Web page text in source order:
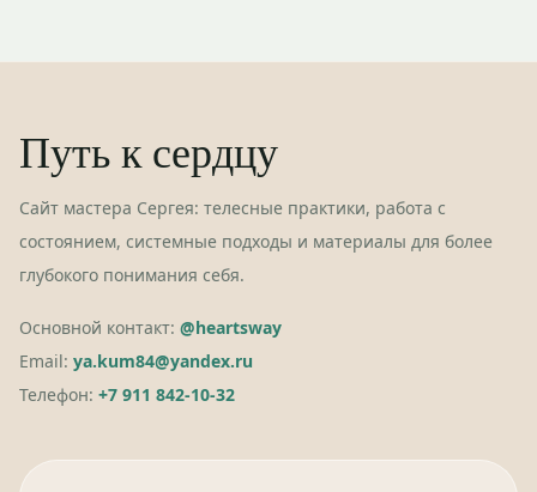
Путь к сердцу
Сайт мастера Сергея: телесные практики, работа с
состоянием, системные подходы и материалы для более
глубокого понимания себя.
Основной контакт: @heartsway
Email: ya.kum84@yandex.ru
Телефон: +7 911 842-10-32